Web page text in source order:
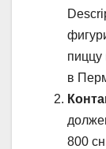
в
800